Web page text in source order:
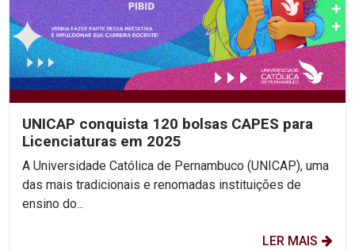
UNICAP conquista 120 bolsas CAPES para
Licenciaturas em 2025
A Universidade Católica de Pernambuco (UNICAP), uma
das mais tradicionais e renomadas instituições de
ensino do...
LER MAIS